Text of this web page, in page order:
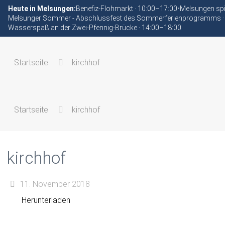
Heute in Melsungen:Benefiz-Flohmarkt · 10:00–17:00•Melsungen
Melsunger Sommer - Abschlussfest des Sommerferienprogramms
Wasserspaß an der Zwei-Pfennig-Brücke · 14:00–18:00
Startseite kirchhof
Startseite kirchhof
kirchhof
11. November 2018
Herunterladen